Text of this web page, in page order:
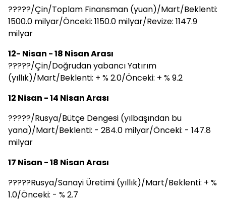
?????/Çin/Toplam Finansman (yuan)/Mart/Beklenti:
1500.0 milyar/Önceki: 1150.0 milyar/Revize: 1147.9
milyar
12- Nisan - 18 Nisan Arası
?????/Çin/Doğrudan yabancı Yatırım
(yıllık)/Mart/Beklenti: + % 2.0/Önceki: + % 9.2
12 Nisan - 14 Nisan Arası
?????/Rusya/Bütçe Dengesi (yılbaşından bu
yana)/Mart/Beklenti: - 284.0 milyar/Önceki: - 147.8
milyar
17 Nisan - 18 Nisan Arası
?????Rusya/Sanayi Üretimi (yıllık)/Mart/Beklenti: + %
1.0/Önceki: - % 2.7